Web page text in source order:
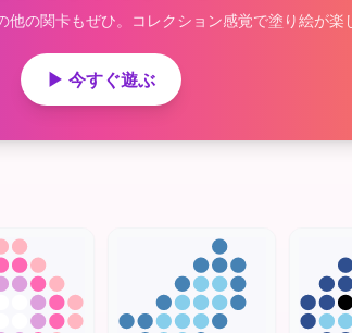
の関卡もぜひ。コレクション感覚で塗り絵が楽
▶ 今すぐ遊ぶ